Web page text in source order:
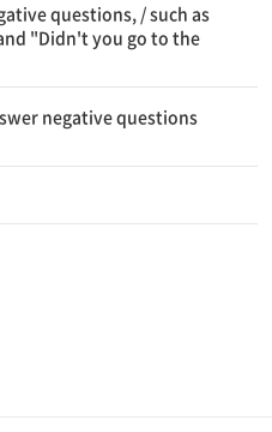
questions, / such as
"Didn't you go to the
negative questions